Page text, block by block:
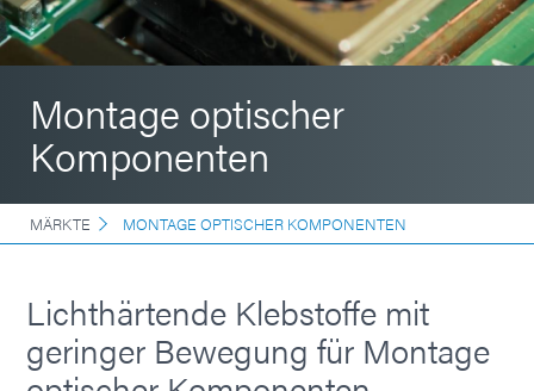
Montage optischer
Komponenten
MÄRKTE MONTAGE OPTISCHER KOMPONENTEN
Lichthärtende Klebstoffe mit
geringer Bewegung für Montage